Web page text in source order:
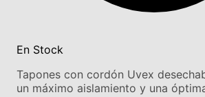
En Stock
Tapones con cordón Uvex
un máximo aislamiento y una